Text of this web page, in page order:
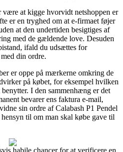
at kigge hvorvidt netshoppen er
er en tryghed om at e-firmaet føjer
at den undertiden besigtiges af
med de gældende love. Desuden
ifald du udsættes for
din ordre.
er oppe på mærkerne omkring de
på købet, for eksempel hvilken
I den sammenhæng er det
bevarer ens faktura e-mail,
sin ordre af Calabash P1 Pendel
til om man skal købe gave til
habile chancer for at verificere en